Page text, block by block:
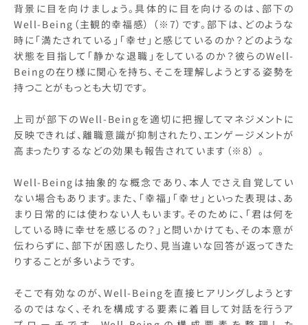
背景に目を向けましょう。具体的に目を向けるのは、部下の
Well-Being（主観的幸福感） （※7）です。部下は、どのような
時に「満たされている」「幸せ」と感じているのか？どのような
状態を目指して「静かな退職」をしているのか？彼らのWell-
Beingの在り様に関心を持ち、そこを理解しようとする姿勢を
持つことがもっとも大切です。
上司が部下のWell-Beingを適切に把握してマネジメントに
反映できれば、離職意識が抑制されたり、エンゲージメントが
高まったりするなどの効果も報告されています（※8） 。
Well-Beingは抽象的な概念であり、本人でさえ自覚してい
ない場合もあります。また、「幸福」「幸せ」といった表現は、あ
まり日常的には使わない人もいます。そのために、「君は何を
している時に幸せを感じるの？」と問いかけても、その本意が
伝わらずに、部下が困惑したり、見当違いな回答が返ってきた
りすることが多いようです。
そこで有効なのが、Well-Beingを直接ヒアリングしようとす
るのではなく、それを構成する要素に着目して対話を行うア